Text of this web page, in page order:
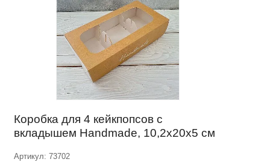
Коробка для 4 кейкпопсов с
вкладышем Handmade, 10,2х20х5 см
Артикул: 73702